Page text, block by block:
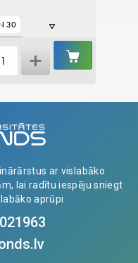
30
ar vislabāko
lai radītu iespēju sniegt
aprūpi